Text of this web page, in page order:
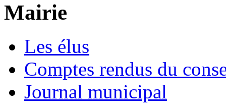
Mairie
Les élus
Comptes rendus du
Journal municipal